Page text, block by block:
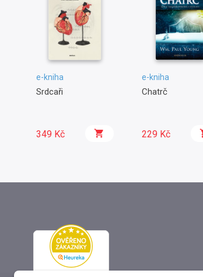
e-kniha
Srdcaři
349 Kč
e-kniha
Chatrč
229 Kč